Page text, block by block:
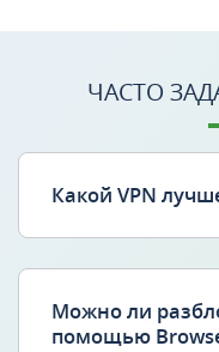
ЧАСТО
Какой VPN
Можно ли
помощью